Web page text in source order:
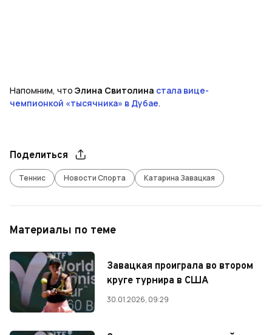
Напомним, что Элина Свитолина стала вице-
чемпионкой «тысячника» в Дубае.
Поделиться
Теннис Новости Спорта Катарина Завацкая
Материалы по теме
Завацкая проиграла во втором
круге турнира в США
30.01.2026, 09:29